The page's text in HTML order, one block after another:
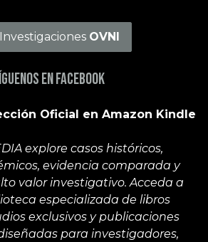
OVNI
en Facebook
Oficial en Amazon Kindle
explore casos históricos,
evidencia comparada y
valor investigativo. Acceda a
especializada de libros
exclusivos y publicaciones
para investigadores,